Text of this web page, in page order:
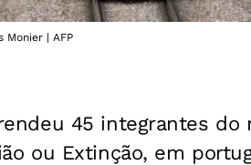
Monier | AFP
45 integrantes do
ou Extinção, em